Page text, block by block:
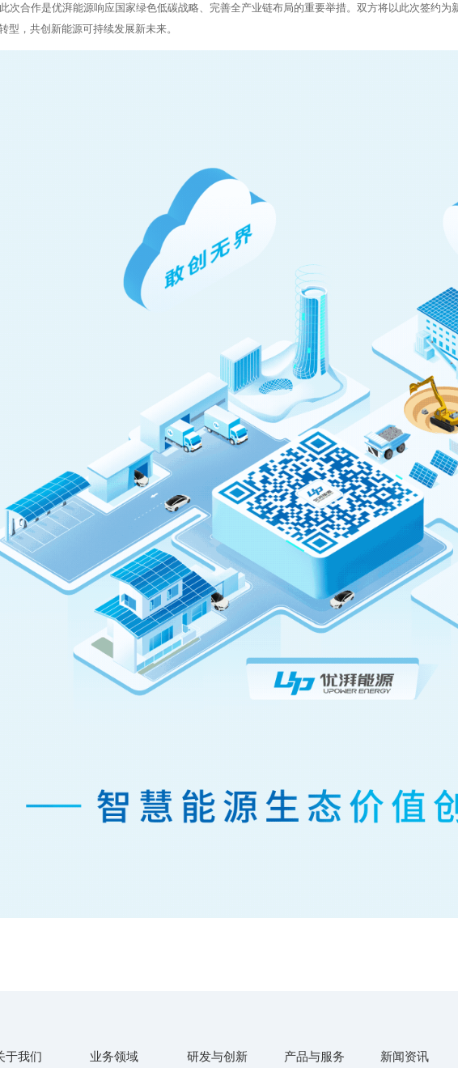
次合作是优湃能源响应国家绿色低碳战略、完善全产业链布局的重要举措。双方将以此次签约
型，共创新能源可持续发展新未来。
于我们 业务领域 研发与创新 产品与服务 新闻资讯